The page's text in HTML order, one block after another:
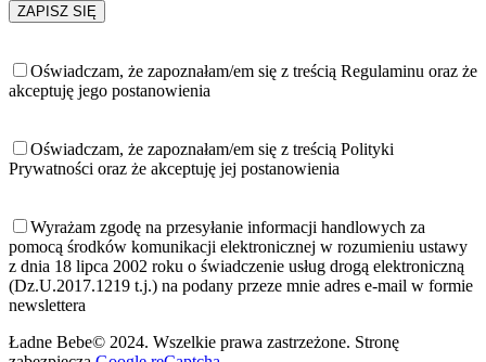
Oświadczam, że zapoznałam/em się z treścią Regulaminu oraz że
akceptuję jego postanowienia
Oświadczam, że zapoznałam/em się z treścią Polityki
Prywatności oraz że akceptuję jej postanowienia
Wyrażam zgodę na przesyłanie informacji handlowych za
pomocą środków komunikacji elektronicznej w rozumieniu ustawy
z dnia 18 lipca 2002 roku o świadczenie usług drogą elektroniczną
(Dz.U.2017.1219 t.j.) na podany przeze mnie adres e-mail w formie
newslettera
Ładne Bebe© 2024. Wszelkie prawa zastrzeżone. Stronę